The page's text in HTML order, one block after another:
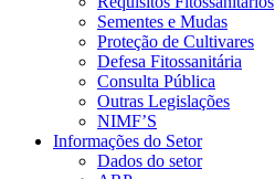
Sementes e Mudas
Proteção de Cultivares
Defesa Fitossanitária
Consulta Pública
Outras Legislações
NIMF’S
Informações do Setor
Dados do setor